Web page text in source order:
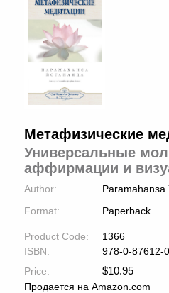
Метафизические
Универсальные
аффирмации и
Author:
Paramahansa
Format:
Paperback
Product Code:
1366
ISBN:
978-0-87612-
Price:
$10.95
Продается на Amazon.com